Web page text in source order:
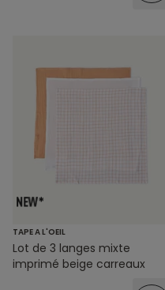
TAPE A L'OEIL
Lot de 3 langes mixte
imprimé beige carreaux